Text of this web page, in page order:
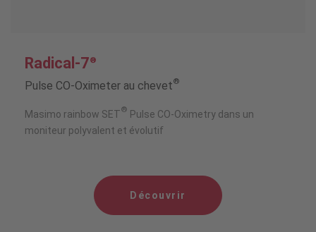
Radical-7®
Pulse CO-Oximeter au chevet®
Masimo rainbow SET® Pulse CO-Oximetry dans un
moniteur polyvalent et évolutif
Découvrir